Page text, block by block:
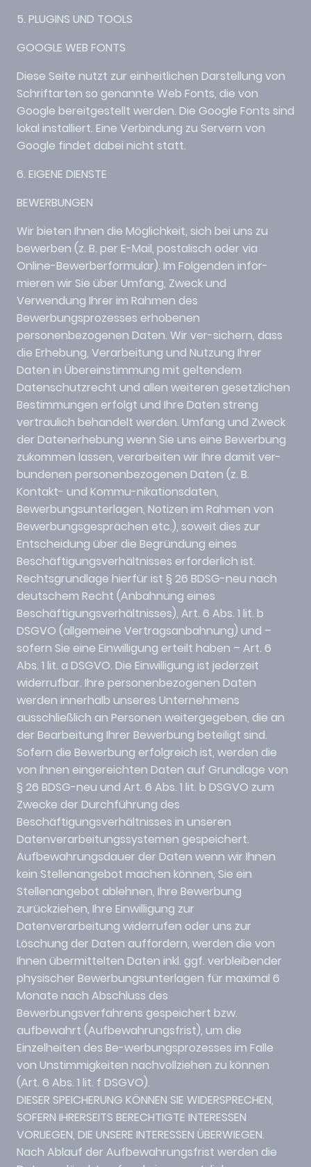
5. PLUGINS UND TOOLS
GOOGLE WEB FONTS
Diese Seite nutzt zur einheitlichen Darstellung von
Schriftarten so genannte Web Fonts, die von
Google bereitgestellt werden. Die Google Fonts sind
lokal installiert. Eine Verbindung zu Servern von
Google findet dabei nicht statt.
6. EIGENE DIENSTE
BEWERBUNGEN
Wir bieten Ihnen die Möglichkeit, sich bei uns zu
bewerben (z. B. per E-Mail, postalisch oder via
Online-Bewerberformular). Im Folgenden infor-
mieren wir Sie über Umfang, Zweck und
Verwendung Ihrer im Rahmen des
Bewerbungsprozesses erhobenen
personenbezogenen Daten. Wir ver-sichern, dass
die Erhebung, Verarbeitung und Nutzung Ihrer
Daten in Übereinstimmung mit geltendem
Datenschutzrecht und allen weiteren gesetzlichen
Bestimmungen erfolgt und Ihre Daten streng
vertraulich behandelt werden. Umfang und Zweck
der Datenerhebung wenn Sie uns eine Bewerbung
zukommen lassen, verarbeiten wir Ihre damit ver-
bundenen personenbezogenen Daten (z. B.
Kontakt- und Kommu-nikationsdaten,
Bewerbungsunterlagen, Notizen im Rahmen von
Bewerbungsgesprächen etc.), soweit dies zur
Entscheidung über die Begründung eines
Beschäftigungsverhältnisses erforderlich ist.
Rechtsgrundlage hierfür ist § 26 BDSG-neu nach
deutschem Recht (Anbahnung eines
Beschäftigungsverhältnisses), Art. 6 Abs. 1 lit. b
DSGVO (allgemeine Vertragsanbahnung) und –
sofern Sie eine Einwilligung erteilt haben – Art. 6
Abs. 1 lit. a DSGVO. Die Einwilligung ist jederzeit
widerrufbar. Ihre personenbezogenen Daten
werden innerhalb unseres Unternehmens
ausschließlich an Personen weitergegeben, die an
der Bearbeitung Ihrer Bewerbung beteiligt sind.
Sofern die Bewerbung erfolgreich ist, werden die
von Ihnen eingereichten Daten auf Grundlage von
§ 26 BDSG-neu und Art. 6 Abs. 1 lit. b DSGVO zum
Zwecke der Durchführung des
Beschäftigungsverhältnisses in unseren
Datenverarbeitungssystemen gespeichert.
Aufbewahrungsdauer der Daten wenn wir Ihnen
kein Stellenangebot machen können, Sie ein
Stellenangebot ablehnen, Ihre Bewerbung
zurückziehen, Ihre Einwilligung zur
Datenverarbeitung widerrufen oder uns zur
Löschung der Daten auffordern, werden die von
Ihnen übermittelten Daten inkl. ggf. verbleibender
physischer Bewerbungsunterlagen für maximal 6
Monate nach Abschluss des
Bewerbungsverfahrens gespeichert bzw.
aufbewahrt (Aufbewahrungsfrist), um die
Einzelheiten des Be-werbungsprozesses im Falle
von Unstimmigkeiten nachvollziehen zu können
(Art. 6 Abs. 1 lit. f DSGVO).
DIESER SPEICHERUNG KÖNNEN SIE WIDERSPRECHEN,
SOFERN IHRERSEITS BERECHTIGTE INTERESSEN
VORLIEGEN, DIE UNSERE INTERESSEN ÜBERWIEGEN.
Nach Ablauf der Aufbewahrungsfrist werden die